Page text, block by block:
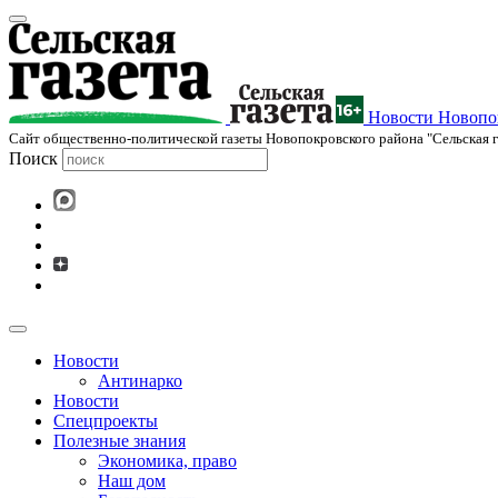
Новости
Cайт общественно-политической газеты Новопокровского района "Сельская
Поиск
Новости
Антинарко
Новости
Спецпроекты
Полезные знания
Экономика, право
Наш дом